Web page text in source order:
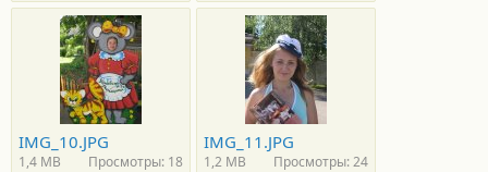
IMG_10.JPG
1,4 MB Просмотры: 18
IMG_11.JPG
1,2 MB Просмотры: 24